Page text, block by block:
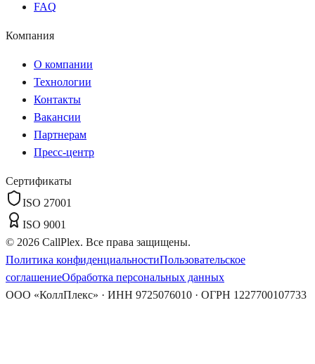
FAQ
Компания
О компании
Технологии
Контакты
Вакансии
Партнерам
Пресс-центр
Сертификаты
ISO 27001
ISO 9001
© 2026 CallPlex. Все права защищены.
Политика конфиденциальностиПользовательское
соглашениеОбработка персональных данных
ООО «КоллПлекс» · ИНН 9725076010 · ОГРН 1227700107733